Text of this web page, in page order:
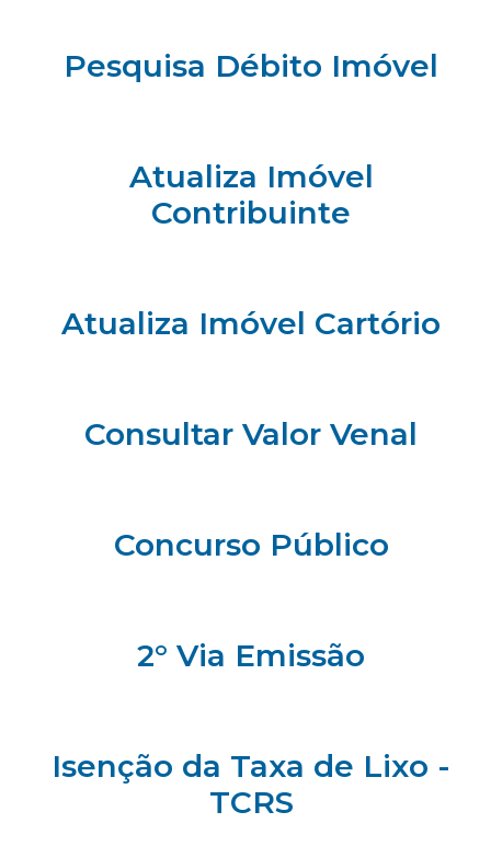
Pesquisa Débito Imóvel
Atualiza Imóvel
Contribuinte
Atualiza Imóvel Cartório
Consultar Valor Venal
Concurso Público
2° Via Emissão
Isenção da Taxa de Lixo -
TCRS